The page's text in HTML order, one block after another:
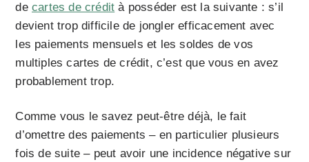
decartes de crédit à posséder est la suivante : s’il
devient trop difficile de jongler efficacement avec
les paiements mensuels et les soldes de vos
multiples cartes de crédit, c’est que vous en avez
probablement trop.
Comme vous le savez peut-être déjà, le fait
d’omettre des paiements – en particulier plusieurs
fois de suite – peut avoir une incidence négative sur